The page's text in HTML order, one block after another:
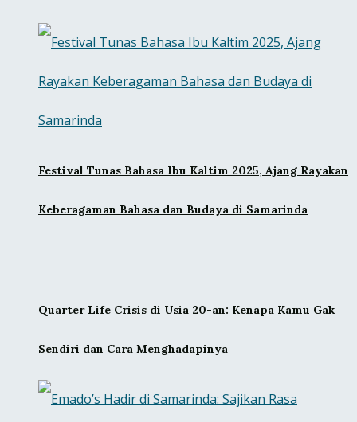
Festival Tunas Bahasa Ibu Kaltim 2025, Ajang Rayakan
Keberagaman Bahasa dan Budaya di Samarinda
Quarter Life Crisis di Usia 20-an: Kenapa Kamu Gak
Sendiri dan Cara Menghadapinya